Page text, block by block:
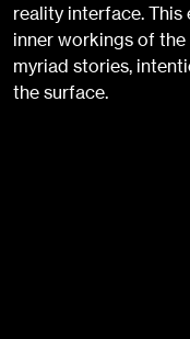
reality interface.
inner workings of
myriad stories,
the surface.